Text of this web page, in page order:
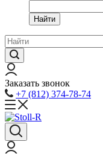
Найти
Заказать звонок
+7 (812) 374-78-74